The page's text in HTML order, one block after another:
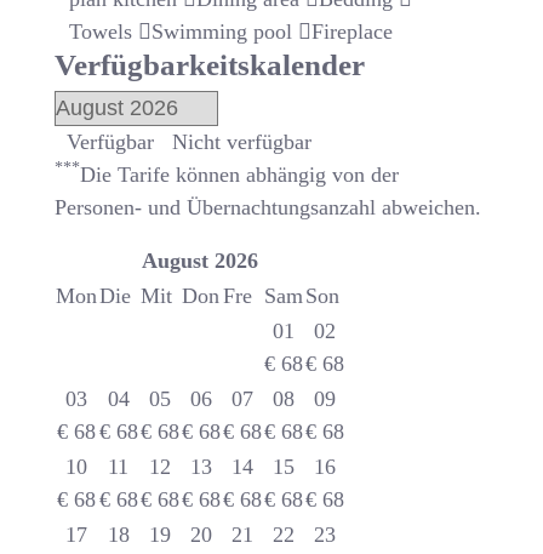
Towels
Swimming pool Fireplace
Verfügbarkeitskalender
Verfügbar Nicht verfügbar
***Die Tarife können abhängig von der
Personen- und Übernachtungsanzahl abweichen.
August 2026
MonDie Mit DonFre SamSon
01
€ 68
02
€ 68
03
€ 68
04
€ 68
05
€ 68
06
€ 68
07
€ 68
08
€ 68
09
€ 68
10
€ 68
11
€ 68
12
€ 68
13
€ 68
14
€ 68
15
€ 68
16
€ 68
17
18
19
20
21
22
23